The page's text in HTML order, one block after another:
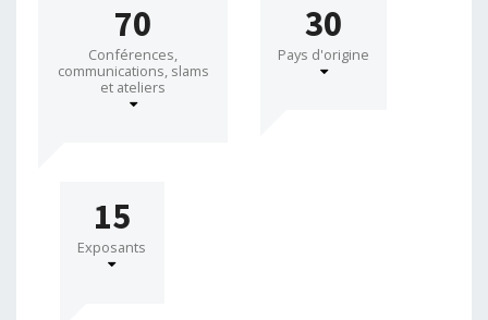
70
Conférences,
communications, slams
et ateliers
30
Pays d'origine
15
Exposants